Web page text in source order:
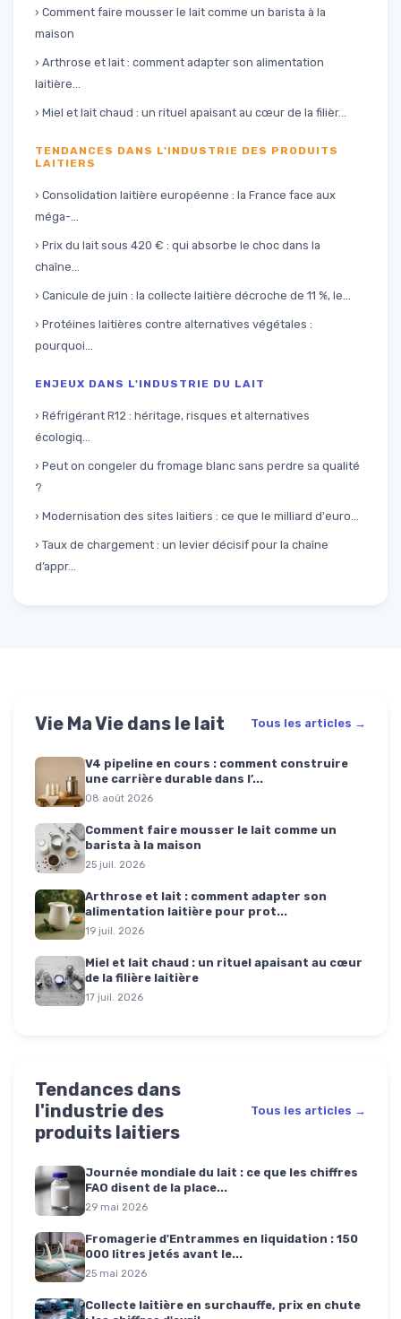
› Comment faire mousser le lait comme un barista à la
maison
› Arthrose et lait : comment adapter son alimentation
laitière...
› Miel et lait chaud : un rituel apaisant au cœur de la filièr...
TENDANCES DANS L'INDUSTRIE DES PRODUITS
LAITIERS
› Consolidation laitière européenne : la France face aux
méga-...
› Prix du lait sous 420 € : qui absorbe le choc dans la
chaîne...
› Canicule de juin : la collecte laitière décroche de 11 %, le...
› Protéines laitières contre alternatives végétales :
pourquoi...
ENJEUX DANS L'INDUSTRIE DU LAIT
› Réfrigérant R12 : héritage, risques et alternatives
écologiq...
› Peut on congeler du fromage blanc sans perdre sa qualité
?
› Modernisation des sites laitiers : ce que le milliard d'euro...
› Taux de chargement : un levier décisif pour la chaîne
d’appr...
Vie Ma Vie dans le lait Tous les articles →
V4 pipeline en cours : comment construire
une carrière durable dans l’...
08 août 2026
Comment faire mousser le lait comme un
barista à la maison
25 juil. 2026
Arthrose et lait : comment adapter son
alimentation laitière pour prot...
19 juil. 2026
Miel et lait chaud : un rituel apaisant au cœur
de la filière laitière
17 juil. 2026
Tendances dans
l'industrie des
produits laitiers
Tous les articles →
Journée mondiale du lait : ce que les chiffres
FAO disent de la place...
29 mai 2026
Fromagerie d'Entrammes en liquidation : 150
000 litres jetés avant le...
25 mai 2026
Collecte laitière en surchauffe, prix en chute